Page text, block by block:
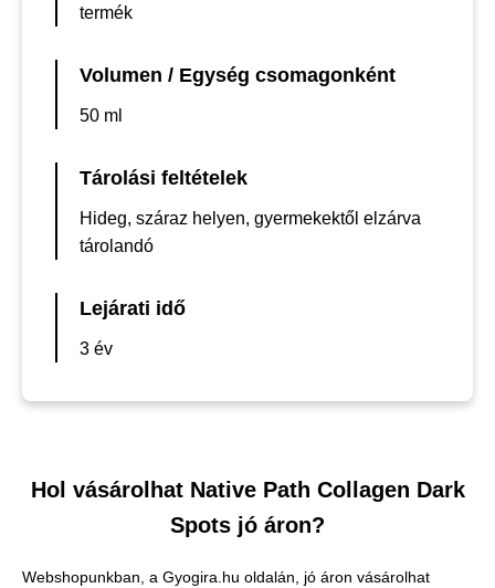
termék
Volumen / Egység csomagonként
50 ml
Tárolási feltételek
Hideg, száraz helyen, gyermekektől elzárva
tárolandó
Lejárati idő
3 év
Hol vásárolhat Native Path Collagen Dark
Spots jó áron?
Webshopunkban, a Gyogira.hu oldalán, jó áron vásárolhat